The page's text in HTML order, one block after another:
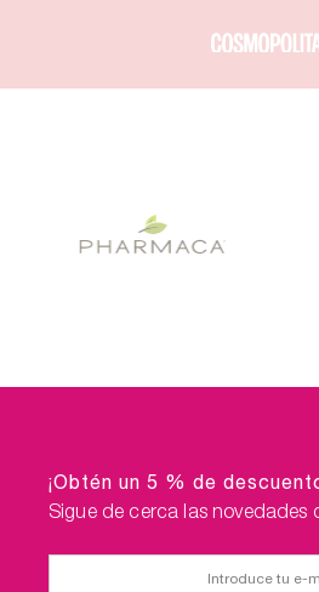
¡Obtén un 5 % de
Sigue de cerca las novedades